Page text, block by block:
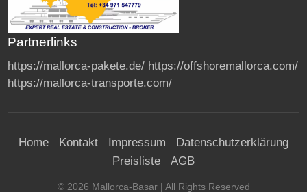
Partnerlinks
https://mallorca-pakete.de/ https://offshoremallorca.com/
https://mallorca-transporte.com/
Home Kontakt Impressum
Datenschutzerklärung
Preisliste
AGB
© 2026 Mallorca-Basar| All Rights Reserved